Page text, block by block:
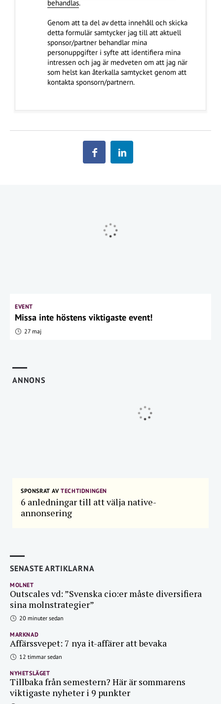
behandlas.
Genom att ta del av detta innehåll och skicka
detta formulär samtycker jag till att aktuell
sponsor/partner behandlar mina
personuppgifter i syfte att identifiera mina
intressen och jag är medveten om att jag när
som helst kan återkalla samtycket genom att
kontakta sponsorn/partnern.
EVENT
Missa inte höstens viktigaste event!
27 maj
ANNONS
SPONSRAT AVTECHTIDNINGEN
6 anledningar till att välja native-
annonsering
SENASTE ARTIKLARNA
MOLNET
Outscales vd: ”Svenska cio:er måste diversifiera
sina molnstrategier”
20 minuter sedan
MARKNAD
Affärssvepet: 7 nya it-affärer att bevaka
12 timmar sedan
NYHETSLÄGET
Tillbaka från semestern? Här är sommarens
viktigaste nyheter i 9 punkter